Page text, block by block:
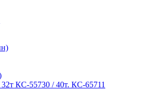
КС-55730 / 40т. КС-65711